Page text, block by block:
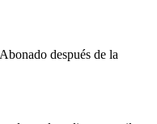
Abonado después de la